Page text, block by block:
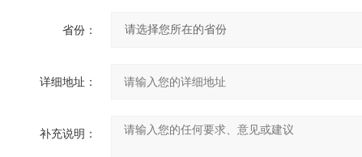
省份：
详细地址：
补充说明：